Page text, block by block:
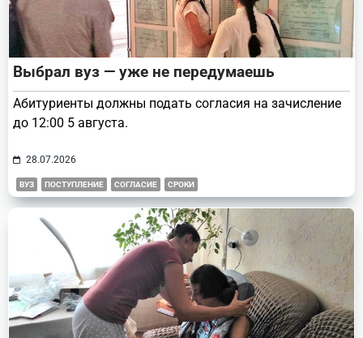
Выбрал вуз — уже не передумаешь
Абитуриенты должны подать согласия на зачисление
до 12:00 5 августа.
28.07.2026
ВУЗ ПОСТУПЛЕНИЕ СОГЛАСИЕ СРОКИ